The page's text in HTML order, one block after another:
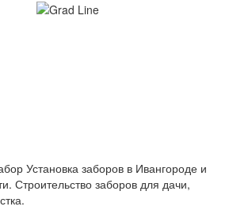
Установка заборов в Ивангороде и
Строительство заборов для дачи,